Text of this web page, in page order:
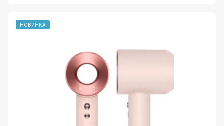
НОВИНКА